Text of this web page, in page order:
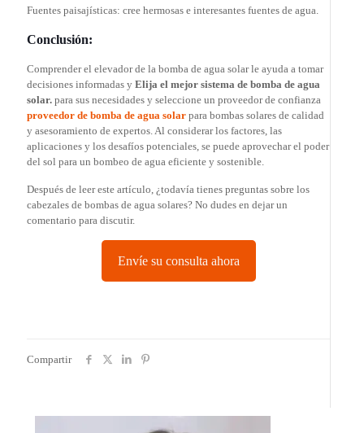
Fuentes paisajísticas: cree hermosas e interesantes fuentes de agua.
Conclusión:
Comprender el elevador de la bomba de agua solar le ayuda a tomar
decisiones informadas y Elija el mejor sistema de bomba de agua
solar. para sus necesidades y seleccione un proveedor de confianza
proveedor de bomba de agua solar para bombas solares de calidad
y asesoramiento de expertos. Al considerar los factores, las
aplicaciones y los desafíos potenciales, se puede aprovechar el poder
del sol para un bombeo de agua eficiente y sostenible.
Después de leer este artículo, ¿todavía tienes preguntas sobre los
cabezales de bombas de agua solares? No dudes en dejar un
comentario para discutir.
Envíe su consulta ahora
Compartir